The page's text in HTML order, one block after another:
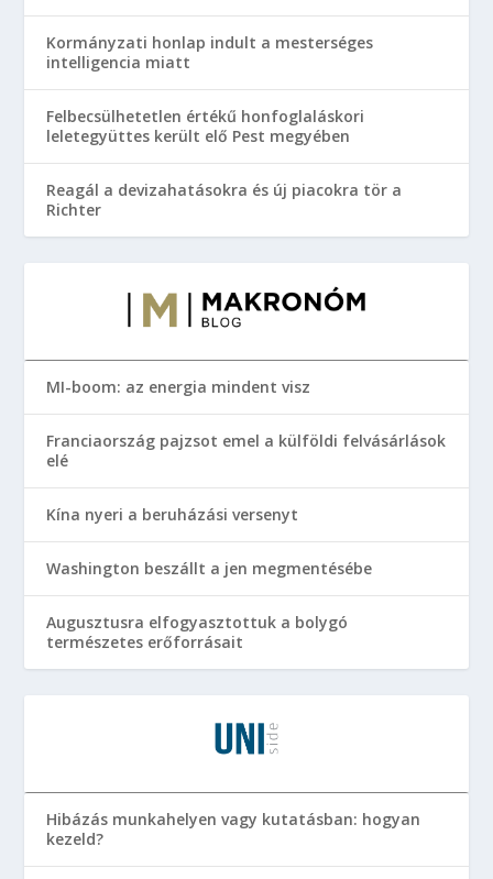
Kormányzati honlap indult a mesterséges
intelligencia miatt
Felbecsülhetetlen értékű honfoglaláskori
leletegyüttes került elő Pest megyében
Reagál a devizahatásokra és új piacokra tör a
Richter
MI-boom: az energia mindent visz
Franciaország pajzsot emel a külföldi felvásárlások
elé
Kína nyeri a beruházási versenyt
Washington beszállt a jen megmentésébe
Augusztusra elfogyasztottuk a bolygó
természetes erőforrásait
Hibázás munkahelyen vagy kutatásban: hogyan
kezeld?